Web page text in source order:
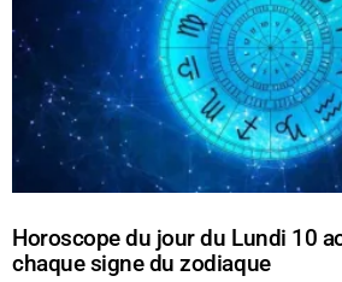
Horoscope du jour du Lundi 10
chaque signe du zodiaque